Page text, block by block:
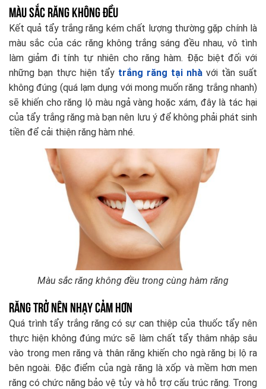
Màu sắc răng không đều
Kết quả tẩy trắng răng kém chất lượng thường gặp chính là
màu sắc của các răng không trắng sáng đều nhau, vô tình
làm giảm đi tính tự nhiên cho răng hàm. Đặc biệt đối với
những bạn thực hiện tẩy trắng răng tại nhà với tần suất
không đúng (quá lạm dụng với mong muốn răng trắng nhanh)
sẽ khiến cho răng lộ màu ngả vàng hoặc xám, đây là tác hại
của tẩy trắng răng mà bạn nên lưu ý để không phải phát sinh
tiền để cải thiện răng hàm nhé.
Màu sắc răng không đều trong cùng hàm răng
Răng trở nên nhạy cảm hơn
Quá trình tẩy trắng răng có sự can thiệp của thuốc tẩy nên
thực hiện không đúng mức sẽ làm chất tẩy thâm nhập sâu
vào trong men răng và thân răng khiến cho ngà răng bị lộ ra
bên ngoài. Đặc điểm của ngà răng là xốp và mềm hơn men
răng có chức năng bảo vệ tủy và hỗ trợ cấu trúc răng. Trong